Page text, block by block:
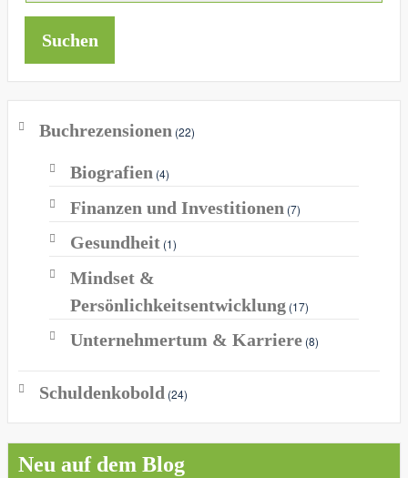
Suchen
Buchrezensionen (22)
Biografien (4)
Finanzen und Investitionen (7)
Gesundheit(1)
Mindset &
Persönlichkeitsentwicklung(17)
Unternehmertum & Karriere(8)
Schuldenkobold (24)
Neu auf dem Blog